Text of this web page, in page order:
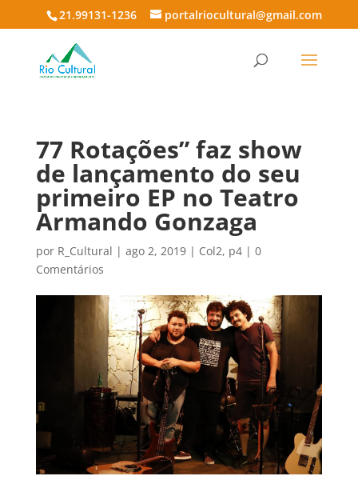
21.99131-1236 portalriocultural@gmail.com
77 Rotações” faz show
de lançamento do seu
primeiro EP no Teatro
Armando Gonzaga
por R_Cultural | ago 2, 2019| Col2, p4| 0
Comentários